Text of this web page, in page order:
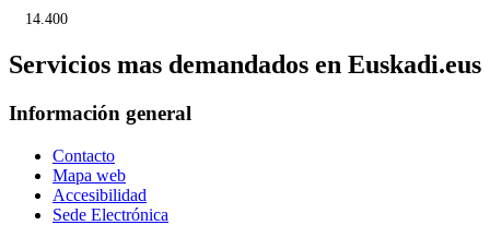
14.400
Servicios mas demandados en Euskadi.eus
Información general
Contacto
Mapa web
Accesibilidad
Sede Electrónica